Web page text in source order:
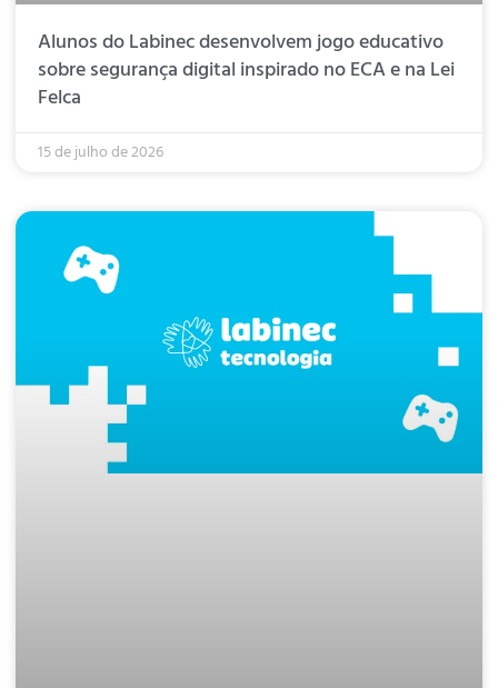
Alunos do Labinec desenvolvem jogo educativo
sobre segurança digital inspirado no ECA e na Lei
Felca
15 de julho de 2026